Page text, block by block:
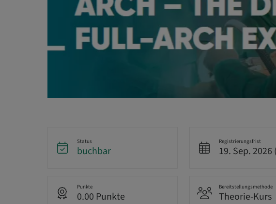
Status
buchbar
Registrierungsfrist
19. Sep. 2026
Punkte
0.00 Punkte
Bereitstellungsmethode
Theorie-Kurs